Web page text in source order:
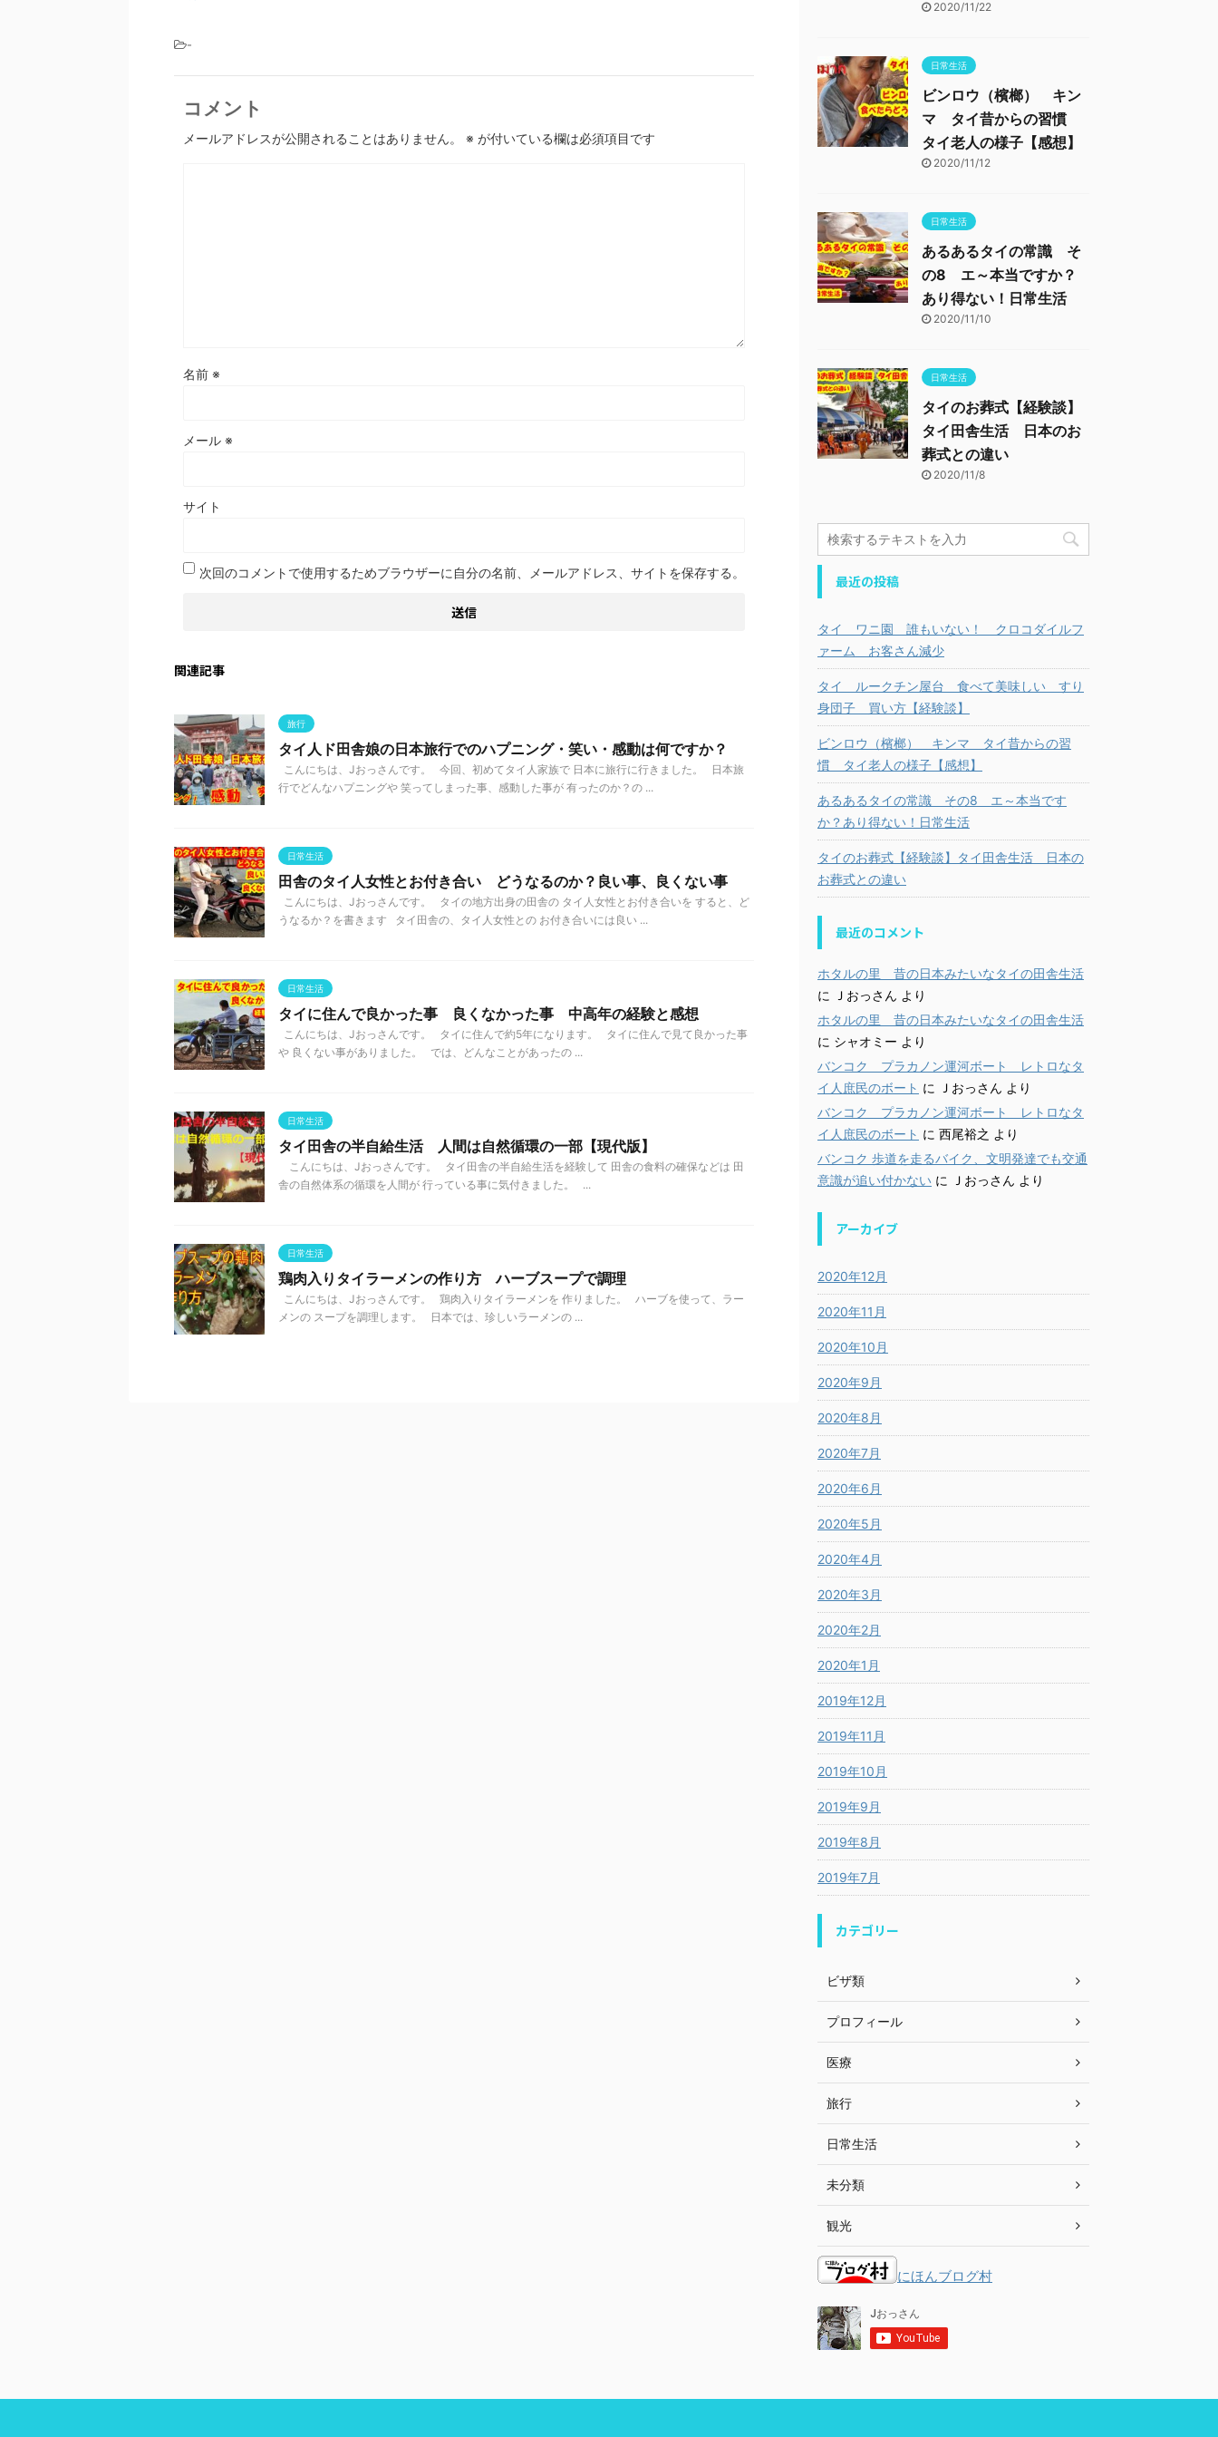
-
コメント
メールアドレスが公開されることはありません。 ※ が付いている欄は必須項目です
名前 ※
メール ※
サイト
次回のコメントで使用するためブラウザーに自分の名前、メールアドレス、サイトを保存する。
関連記事
旅行
タイ人ド田舎娘の日本旅行でのハプニング・笑い・感動は何ですか？
こんにちは、Jおっさんです。 今回、初めてタイ人家族で 日本に旅行に行きました。 日本旅
行でどんなハプニングや 笑ってしまった事、感動した事が 有ったのか？の ...
日常生活
田舎のタイ人女性とお付き合い どうなるのか？良い事、良くない事
こんにちは、Jおっさんです。 タイの地方出身の田舎の タイ人女性とお付き合いを すると、ど
うなるか？を書きます タイ田舎の、タイ人女性との お付き合いには良い ...
日常生活
タイに住んで良かった事 良くなかった事 中高年の経験と感想
こんにちは、Jおっさんです。 タイに住んで約5年になります。 タイに住んで見て良かった事
や 良くない事がありました。 では、どんなことがあったの ...
日常生活
タイ田舎の半自給生活 人間は自然循環の一部【現代版】
こんにちは、Jおっさんです。 タイ田舎の半自給生活を経験して 田舎の食料の確保などは 田
舎の自然体系の循環を人間が 行っている事に気付きました。 ...
日常生活
鶏肉入りタイラーメンの作り方 ハーブスープで調理
こんにちは、Jおっさんです。 鶏肉入りタイラーメンを 作りました。 ハーブを使って、ラー
メンの スープを調理します。 日本では、珍しいラーメンの ...
2020/11/22
日常生活
ビンロウ（檳榔） キン
マ タイ昔からの習慣
タイ老人の様子【感想】
2020/11/12
日常生活
あるあるタイの常識 そ
の8 エ～本当ですか？
あり得ない！日常生活
2020/11/10
日常生活
タイのお葬式【経験談】
タイ田舎生活 日本のお
葬式との違い
2020/11/8
最近の投稿
タイ ワニ園 誰もいない！ クロコダイルフ
ァーム お客さん減少
タイ ルークチン屋台 食べて美味しい すり
身団子 買い方【経験談】
ビンロウ（檳榔） キンマ タイ昔からの習
慣 タイ老人の様子【感想】
あるあるタイの常識 その8 エ～本当です
か？あり得ない！日常生活
タイのお葬式【経験談】タイ田舎生活 日本の
お葬式との違い
最近のコメント
ホタルの里 昔の日本みたいなタイの田舎生活
に
Ｊおっさん より
ホタルの里 昔の日本みたいなタイの田舎生活
に シャオミー より
バンコク プラカノン運河ボート レトロなタ
イ人庶民のボート に Ｊおっさん より
バンコク プラカノン運河ボート レトロなタ
イ人庶民のボート に 西尾裕之 より
バンコク 歩道を走るバイク、文明発達でも交通
意識が追い付かない に Ｊおっさん より
アーカイブ
2020年12月
2020年11月
2020年10月
2020年9月
2020年8月
2020年7月
2020年6月
2020年5月
2020年4月
2020年3月
2020年2月
2020年1月
2019年12月
2019年11月
2019年10月
2019年9月
2019年8月
2019年7月
カテゴリー
ビザ類
プロフィール
医療
旅行
日常生活
未分類
観光
にほんブログ村